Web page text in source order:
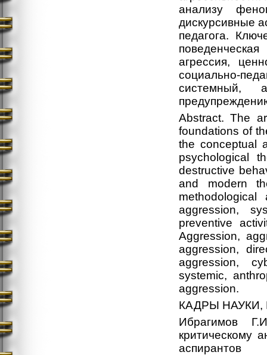
анализу
дискурсивные
педагога.
агрессия,
социально-
системный,
Abstract. The
foundations of
the conceptual
psychological
destructive
and modern
aggression,
preventive
Aggression,
aggression,
aggression,
systemic,
aggression.
КАДРЫ НАУКИ,
Ибрагимов
критическому
аспирантов